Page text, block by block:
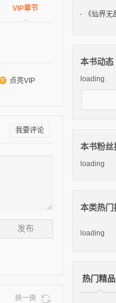
VIP章节
点亮VIP
我要评论
发布
换一换
《仙界无
本书动态
loading
本书粉丝
loading
本类热门
loading
热门精品